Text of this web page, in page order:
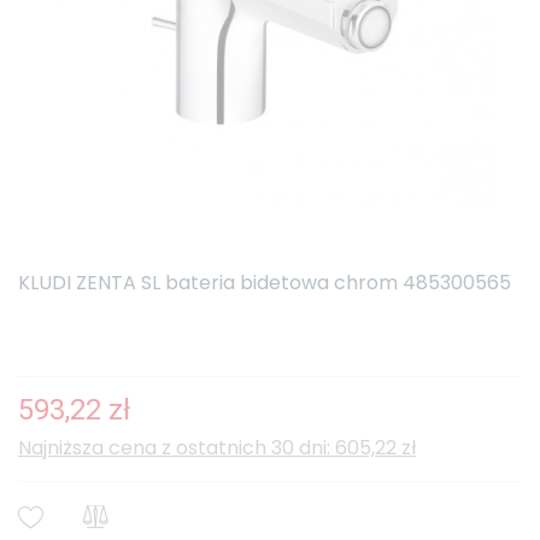
KLUDI ZENTA SL bateria bidetowa chrom 485300565
593,22 zł
Najniższa cena z ostatnich 30 dni: 605,22 zł